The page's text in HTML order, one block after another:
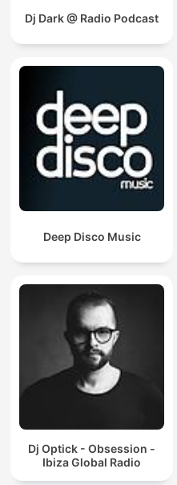
Dj Dark @ Radio Podcast
Deep Disco Music
Dj Optick - Obsession -
Ibiza Global Radio